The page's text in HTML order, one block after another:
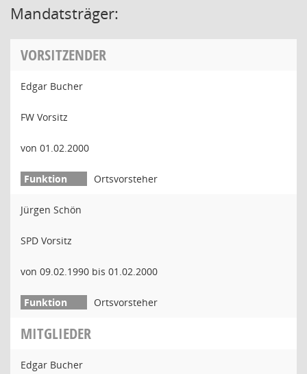
Mandatsträger:
VORSITZENDER
Edgar Bucher
FW Vorsitz
von 01.02.2000
Ortsvorsteher
Jürgen Schön
SPD Vorsitz
von 09.02.1990 bis 01.02.2000
Ortsvorsteher
MITGLIEDER
Edgar Bucher